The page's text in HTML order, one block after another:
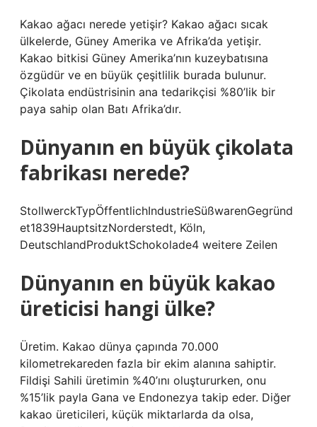
Kakao ağacı nerede yetişir? Kakao ağacı sıcak
ülkelerde, Güney Amerika ve Afrika’da yetişir.
Kakao bitkisi Güney Amerika’nın kuzeybatısına
özgüdür ve en büyük çeşitlilik burada bulunur.
Çikolata endüstrisinin ana tedarikçisi %80’lik bir
paya sahip olan Batı Afrika’dır.
Dünyanın en büyük çikolata
fabrikası nerede?
StollwerckTypÖffentlichIndustrieSüßwarenGegründ
et1839HauptsitzNorderstedt, Köln,
DeutschlandProduktSchokolade4 weitere Zeilen
Dünyanın en büyük kakao
üreticisi hangi ülke?
Üretim. Kakao dünya çapında 70.000
kilometrekareden fazla bir ekim alanına sahiptir.
Fildişi Sahili üretimin %40’ını oluştururken, onu
%15’lik payla Gana ve Endonezya takip eder. Diğer
kakao üreticileri, küçük miktarlarda da olsa,